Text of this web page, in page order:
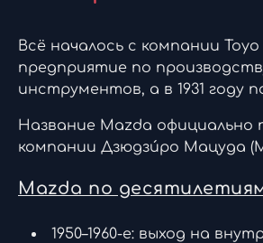
Всё началось с компании
предприятие по
инструментов, а в 1931 году
Название Mazda официально
компании Дзюдзи́ро Мацуда
Mazda по
1950–1960-е: выход на